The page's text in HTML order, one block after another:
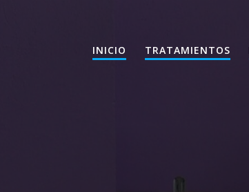
INICIO TRATAMIENTOS